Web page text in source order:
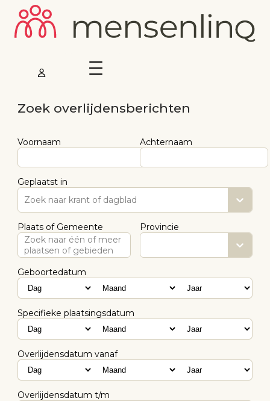
Zoek overlijdensberichten
Voornaam Achternaam
Geplaatst in
Zoek naar krant of dagblad
Plaats of Gemeente
Zoek naar één of meer
plaatsen of gebieden
Provincie
Geboortedatum
Specifieke plaatsingsdatum
Overlijdensdatum vanaf
Overlijdensdatum t/m